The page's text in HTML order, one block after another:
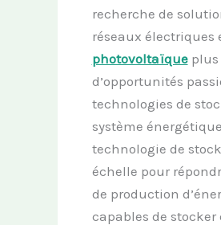
recherche de
réseaux électriques
photovoltaïqueplus
d’opportunités
technologies de
système
technologie de
échelle pour
de production
capables de stocker